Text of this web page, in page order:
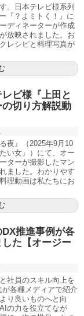
。日本テレビ様系列
『？よミトく！』に
ディネーターが作成
放映されました。お
レシピと料理写真が
レビ様『上田と
切り方解説動
夜』（2025年9月10
い女』）にて、オー
ターが撮影したマン
ました。わかりやす
理動画は私たちにお
DX推進事例が各
た【オージー
社員のスキル向上を
各種メディアで紹介
り良いものへと向
の力を役立てなが